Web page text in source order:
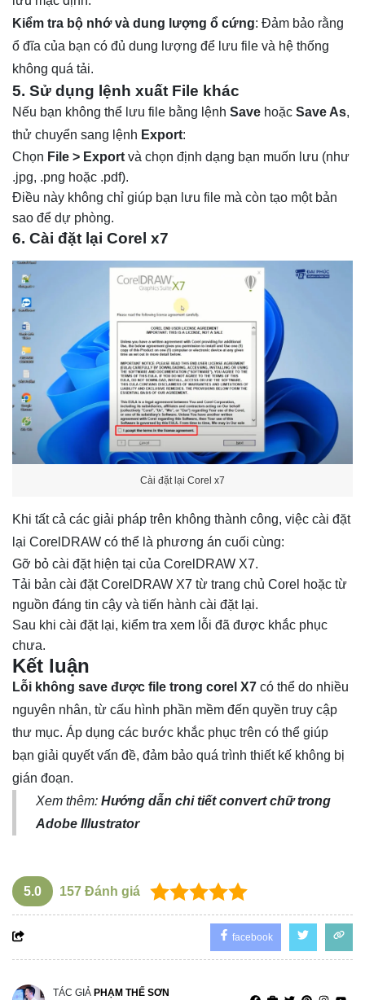
Kiểm tra bộ nhớ và dung lượng ổ cứng: Đảm bảo rằng
ổ đĩa của bạn có đủ dung lượng để lưu file và hệ thống
không quá tải.
5. Sử dụng lệnh xuất File khác
Nếu bạn không thể lưu file bằng lệnh Save hoặc Save As,
thử chuyển sang lệnh Export:
Chọn File > Export và chọn định dạng bạn muốn lưu (như
.jpg, .png hoặc .pdf).
Điều này không chỉ giúp bạn lưu file mà còn tạo một bản
sao để dự phòng.
6. Cài đặt lại Corel x7
Cài đặt lại Corel x7
Khi tất cả các giải pháp trên không thành công, việc cài đặt
lại CorelDRAW có thể là phương án cuối cùng:
Gỡ bỏ cài đặt hiện tại của CorelDRAW X7.
Tải bản cài đặt CorelDRAW X7 từ trang chủ Corel hoặc từ
nguồn đáng tin cậy và tiến hành cài đặt lại.
Sau khi cài đặt lại, kiểm tra xem lỗi đã được khắc phục
chưa.
Kết luận
Lỗi không save được file trong corel X7 có thể do nhiều
nguyên nhân, từ cấu hình phần mềm đến quyền truy cập
thư mục. Áp dụng các bước khắc phục trên có thể giúp
bạn giải quyết vấn đề, đảm bảo quá trình thiết kế không bị
gián đoạn.
Xem thêm: Hướng dẫn chi tiết convert chữ trong
Adobe Illustrator
5.0 157 Đánh giá
facebook
TÁC GIẢ PHẠM THẾ SƠN